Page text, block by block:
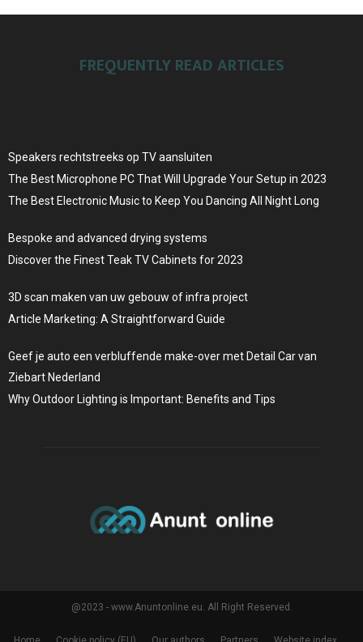
FREQUENTLY READ ARTICLES
Speakers rechtstreeks op TV aansluiten
The Best Microphone PC That Will Upgrade Your Setup in 2023
The Best Electronic Music to Keep You Dancing All Night Long
Bespoke and advanced drying systems
Discover the Finest Teak TV Cabinets for 2023
3D scan maken van uw gebouw of infra project
Article Marketing: A Straightforward Guide
Geef je auto een verbluffende make-over met Detail Car van
Ziebart Nederland
Why Outdoor Lighting is Important: Benefits and Tips
@2023 - www.Anuntonline.eu. All Right Reserved.